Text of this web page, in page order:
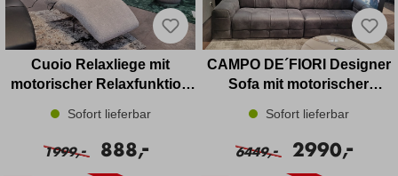
Cuoio Relaxliege mit
motorischer Relaxfunktion
Sofort lieferbar
1999,- 888,
-
CAMPO DE´FIORI Designer
Sofa mit motorischer
Sofort lieferbar
6449,- 2990,
-